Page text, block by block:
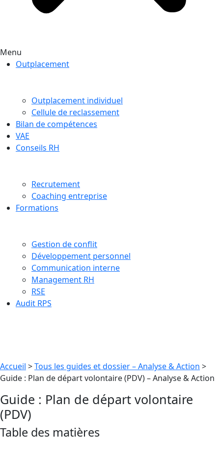
Menu
Outplacement
Outplacement individuel
Cellule de reclassement
Bilan de compétences
VAE
Conseils RH
Recrutement
Coaching entreprise
Formations
Gestion de conflit
Développement personnel
Communication interne
Management RH
RSE
Audit RPS
Accueil >Tous les guides et dossier – Analyse & Action >
Guide : Plan de départ volontaire (PDV) – Analyse & Action
Guide : Plan de départ volontaire
(PDV)
Table des matières